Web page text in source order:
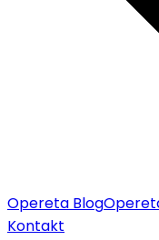
Opereta Blog
Kontakt